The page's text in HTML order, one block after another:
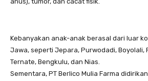
Kebanyakan anak-anak berasal dari luar
Jawa, seperti Jepara, Purwodadi, Boyolali,
Ternate, Bengkulu, dan Nias.
Sementara, PT Berlico Mulia Farma